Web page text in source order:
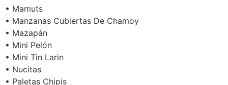
• Mamuts
• Manzanas Cubiertas De Chamoy
• Mazapán
• Mini Pelón
• Mini Tin Larin
• Nucitas
• Paletas Chipis